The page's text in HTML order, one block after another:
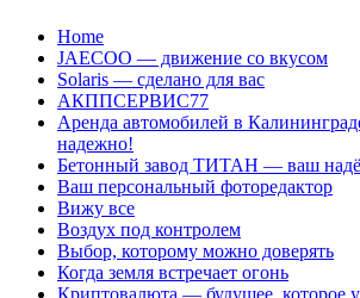
Перейти
содержанию
Home
JAECOO — движение со вкусом
Solaris — сделано для вас
АКППСЕРВИС77
Аренда автомобилей в
надежно!
Бетонный завод ТИТАН — ваш
Ваш персональный фоторедактор
Вижу все
Воздух под контролем
Выбор, которому можно доверять
Когда земля встречает огонь